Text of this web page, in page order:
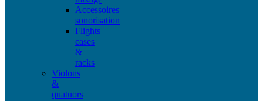
Accessoires
sonorisation
Flights
cases
&
racks
Violons
&
quatuors